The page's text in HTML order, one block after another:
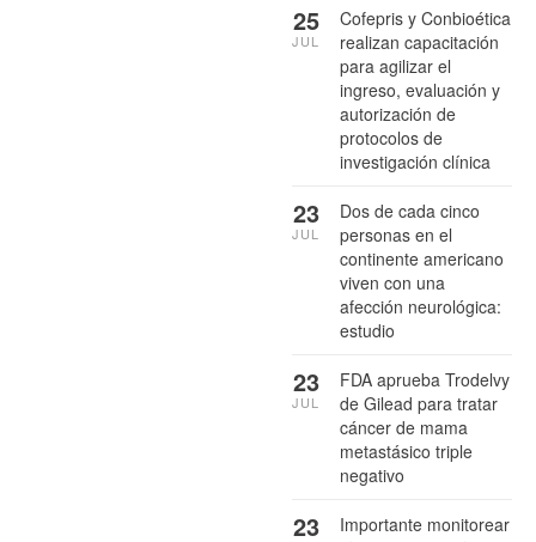
Cofepris y Conbioética
realizan capacitación
para agilizar el
ingreso, evaluación y
autorización de
protocolos de
investigación clínica
25
JUL
Dos de cada cinco
personas en el
continente americano
viven con una
afección neurológica:
estudio
23
JUL
FDA aprueba Trodelvy
de Gilead para tratar
cáncer de mama
metastásico triple
negativo
23
JUL
Importante monitorear
23